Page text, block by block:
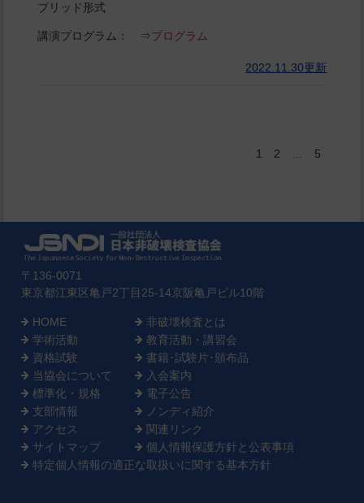
ブリッド形式
講演プログラム： ⇒プログラム
2022.11.30更新
1 2 5
〒136-0071
東京都江東区亀戸2丁目25-14京阪亀戸ビル10階
HOME
非破壊検査とは
学術活動
教育活動・講習会
資格試験
書籍･試験片･頒布品
当協会について
入会案内
標準化・規格
電子公告
支部情報
ノンディ紹介
アクセス
関連リンク
サイトマップ
個人情報保護方針と公表事項
特定個人情報の適正な取扱いに関する基本方針